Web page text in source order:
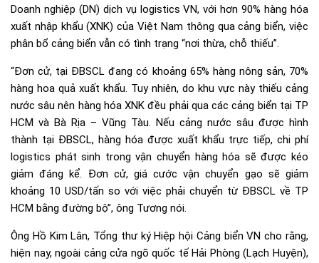
Doanh nghiệp (DN) dịch vụ logistics VN, với hơn 90% hàng hóa
xuất nhập khẩu (XNK) của Việt Nam thông qua cảng biển, việc
phân bổ cảng biển vẫn có tình trạng “nơi thừa, chỗ thiếu”.
“Đơn cử, tại ĐBSCL đang có khoảng 65% hàng nông sản, 70%
hàng hoa quả xuất khẩu. Tuy nhiên, do khu vực này thiếu cảng
nước sâu nên hàng hóa XNK đều phải qua các cảng biển tại TP
HCM và Bà Rịa – Vũng Tàu. Nếu cảng nước sâu được hình
thành tại ĐBSCL, hàng hóa được xuất khẩu trực tiếp, chi phí
logistics phát sinh trong vận chuyển hàng hóa sẽ được kéo
giảm đáng kể. Đơn cử, giá cước vận chuyển gạo sẽ giảm
khoảng 10 USD/tấn so với việc phải chuyển từ ĐBSCL về TP
HCM bằng đường bộ”, ông Tương nói.
Ông Hồ Kim Lân, Tổng thư ký Hiệp hội Cảng biển VN cho rằng,
hiện nay, ngoài cảng cửa ngõ quốc tế Hải Phòng (Lạch Huyện),